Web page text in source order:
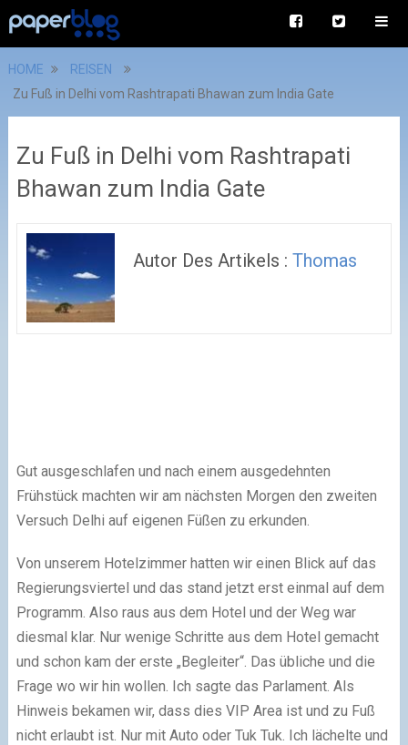
HOME
REISEN
Zu Fuß in Delhi vom Rashtrapati Bhawan zum India Gate
Zu Fuß in Delhi vom Rashtrapati
Bhawan zum India Gate
Autor Des Artikels :Thomas
Gut ausgeschlafen und nach einem ausgedehnten
Frühstück machten wir am nächsten Morgen den zweiten
Versuch Delhi auf eigenen Füßen zu erkunden.
Von unserem Hotelzimmer hatten wir einen Blick auf das
Regierungsviertel und das stand jetzt erst einmal auf dem
Programm. Also raus aus dem Hotel und der Weg war
diesmal klar. Nur wenige Schritte aus dem Hotel gemacht
und schon kam der erste „Begleiter“. Das übliche und die
Frage wo wir hin wollen. Ich sagte das Parlament. Als
Hinweis bekamen wir, dass dies VIP Area ist und zu Fuß
nicht erlaubt ist. Nur mit Auto oder Tuk Tuk. Ich lächelte und